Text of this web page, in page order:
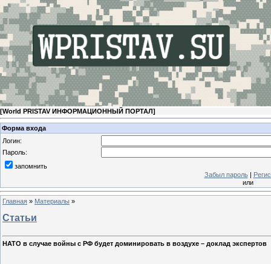
[World PRISTAV ИНФОРМАЦИОННЫЙ ПОРТАЛ]
Форма входа
Логин:
Пароль:
запомнить
Забыл пароль|
или
Главная » Материалы »
Статьи
НАТО в случае войны с РФ будет доминировать в воздухе – доклад экспертов